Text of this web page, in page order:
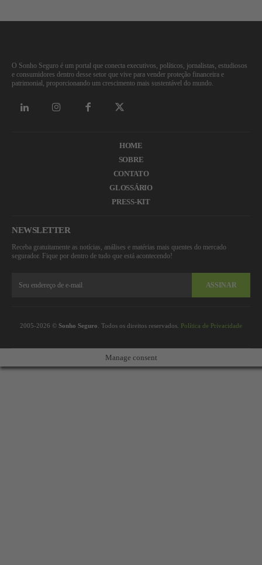
O Sonho Seguro é um portal que conecta executivos, políticos, jornalistas, estudiosos
e consumidores dentro desse setor que vive para vender proteção financeira e
patrimonial, proporcionando um crescimento mais sustentável do mundo.
HOME
SOBRE
CONTATO
GLOSSÁRIO
PRESS-KIT
NEWSLETTER
Receba gratuitamente as notícias, análises e matérias mais quentes do mercado
segurador. Fique por dentro de tudo que está acontecendo!
ASSINAR
2005-2026 © Sonho Seguro . Todos os direitos reservados. Política de Privacidade
Manage consent